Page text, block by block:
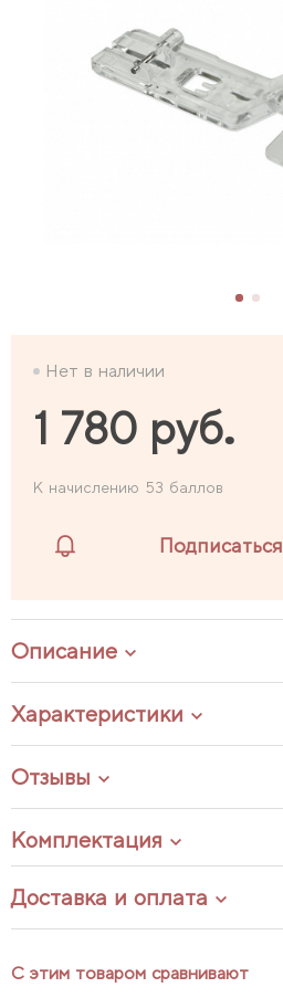
Нет в наличии
1 780 руб.
К начислению 53 баллов
Подписаться
Описание
Характеристики
Отзывы
Комплектация
Доставка и оплата
С этим товаром сравнивают